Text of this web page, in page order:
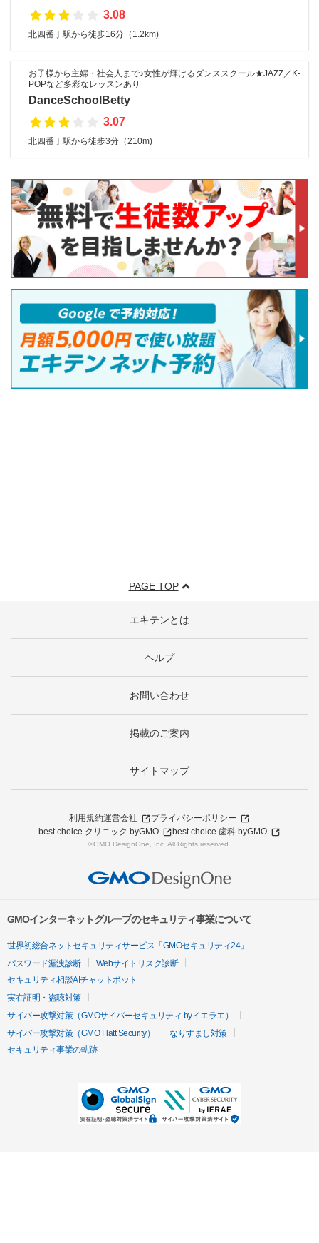
3.08
北四番丁駅から徒歩16分（1.2km)
お子様から主婦・社会人まで♪女性が輝けるダンススクール★JAZZ／K-
POPなど多彩なレッスンあり
DanceSchoolBetty
3.07
北四番丁駅から徒歩3分（210m)
PAGE TOP
エキテンとは
ヘルプ
お問い合わせ
掲載のご案内
サイトマップ
利用規約運営会社
プライバシーポリシー
best choice クリニック byGMO
best choice 歯科 byGMO
©GMO DesignOne, Inc. All Rights reserved.
GMOインターネットグループのセキュリティ事業について
世界初総合ネットセキュリティサービス「GMOセキュリティ24」
パスワード漏洩診断
Webサイトリスク診断
セキュリティ相談AIチャットボット
実在証明・盗聴対策
サイバー攻撃対策（GMOサイバーセキュリティ byイエラエ）
サイバー攻撃対策（GMO Flatt Security）
なりすまし対策
セキュリティ事業の軌跡